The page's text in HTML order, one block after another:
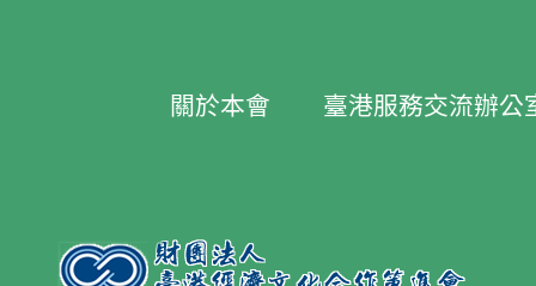
關於本會 臺港服務交流辦公